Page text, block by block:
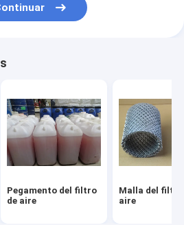
la máquina
Cage
Pegamento del filtro
de aire
Malla del filtro
aire